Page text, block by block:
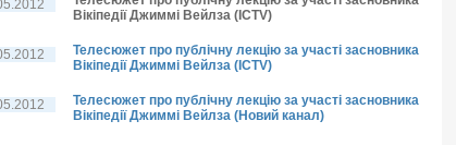
Вікіпедії Джиммі Вейлза (ICTV)
Телесюжет про публічну лекцію за участі засновника
Вікіпедії Джиммі Вейлза (ICTV)
Телесюжет про публічну лекцію за участі засновника
Вікіпедії Джиммі Вейлза (Новий канал)